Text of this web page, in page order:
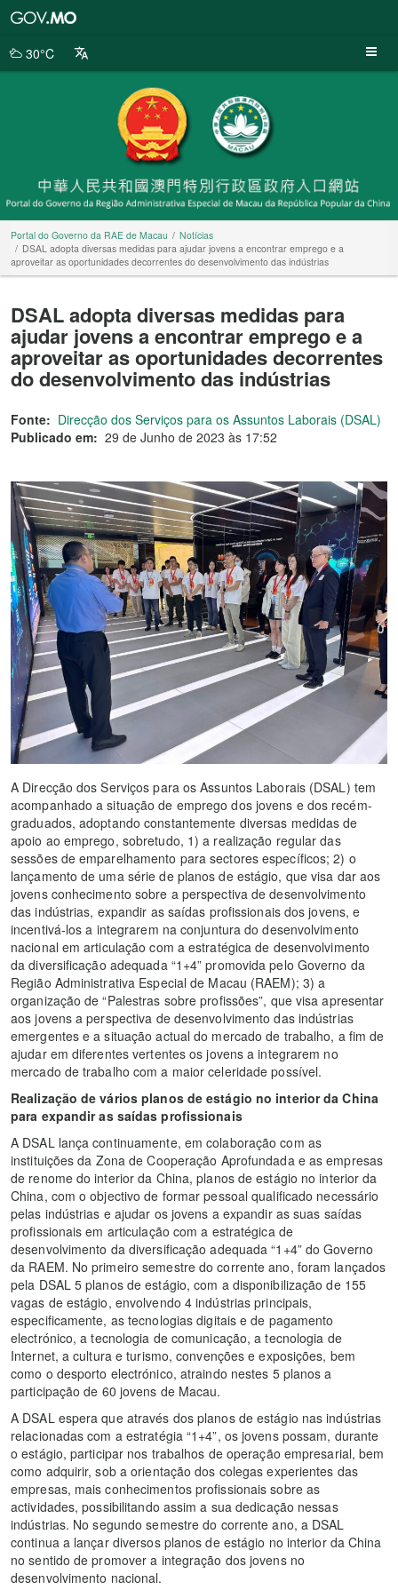
da
30°C
Portal do Governo da RAE de Macau
Notícias
DSAL adopta diversas medidas para ajudar jovens a encontrar emprego e a
aproveitar as oportunidades decorrentes do desenvolvimento das indústrias
DSAL adopta diversas medidas para
ajudar jovens a encontrar emprego e a
aproveitar as oportunidades decorrentes
do desenvolvimento das indústrias
Fonte: Direcção dos Serviços para os Assuntos Laborais (DSAL)
Publicado em: 29 de Junho de 2023 às 17:52
A Direcção dos Serviços para os Assuntos Laborais (DSAL) tem
acompanhado a situação de emprego dos jovens e dos recém-
graduados, adoptando constantemente diversas medidas de
apoio ao emprego, sobretudo, 1) a realização regular das
sessões de emparelhamento para sectores específicos; 2) o
lançamento de uma série de planos de estágio, que visa dar aos
jovens conhecimento sobre a perspectiva de desenvolvimento
das indústrias, expandir as saídas profissionais dos jovens, e
incentivá-los a integrarem na conjuntura do desenvolvimento
nacional em articulação com a estratégica de desenvolvimento
da diversificação adequada “1+4” promovida pelo Governo da
Região Administrativa Especial de Macau (RAEM); 3) a
organização de “Palestras sobre profissões”, que visa apresentar
aos jovens a perspectiva de desenvolvimento das indústrias
emergentes e a situação actual do mercado de trabalho, a fim de
ajudar em diferentes vertentes os jovens a integrarem no
mercado de trabalho com a maior celeridade possível.
Realização de vários planos de estágio no interior da China
para expandir as saídas profissionais
A DSAL lança continuamente, em colaboração com as
instituições da Zona de Cooperação Aprofundada e as empresas
de renome do interior da China, planos de estágio no interior da
China, com o objectivo de formar pessoal qualificado necessário
pelas indústrias e ajudar os jovens a expandir as suas saídas
profissionais em articulação com a estratégica de
desenvolvimento da diversificação adequada “1+4” do Governo
da RAEM. No primeiro semestre do corrente ano, foram lançados
pela DSAL 5 planos de estágio, com a disponibilização de 155
vagas de estágio, envolvendo 4 indústrias principais,
especificamente, as tecnologias digitais e de pagamento
electrónico, a tecnologia de comunicação, a tecnologia de
Internet, a cultura e turismo, convenções e exposições, bem
como o desporto electrónico, atraindo nestes 5 planos a
participação de 60 jovens de Macau.
A DSAL espera que através dos planos de estágio nas indústrias
relacionadas com a estratégia “1+4”, os jovens possam, durante
o estágio, participar nos trabalhos de operação empresarial, bem
como adquirir, sob a orientação dos colegas experientes das
empresas, mais conhecimentos profissionais sobre as
actividades, possibilitando assim a sua dedicação nessas
indústrias. No segundo semestre do corrente ano, a DSAL
continua a lançar diversos planos de estágio no interior da China
no sentido de promover a integração dos jovens no
desenvolvimento nacional.